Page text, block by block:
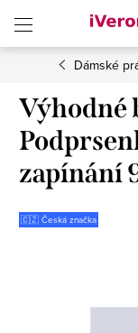
obsah
Dámské
Výhodné
zapínání
🇨🇿 Česká značka